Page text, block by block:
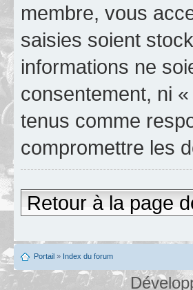
membre, vous
saisies soient
informations ne
consentement, ni
tenus comme
compromettre les
Retour à la page
Portail » Index du forum